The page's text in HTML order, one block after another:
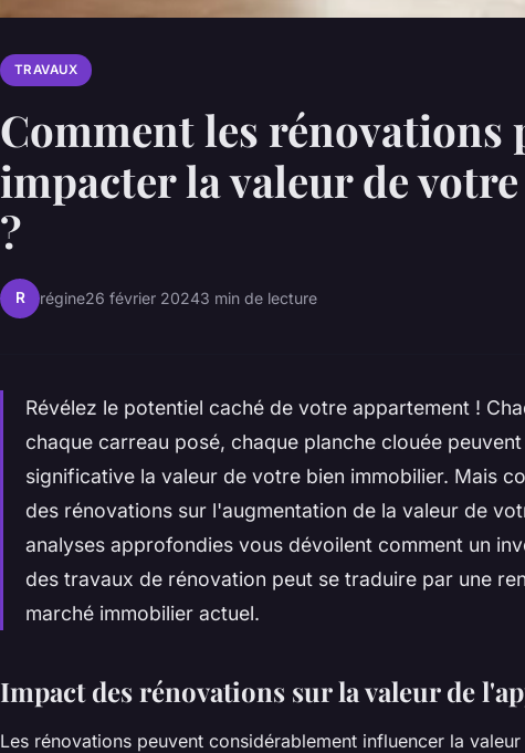
TRAVAUX
Comment les rénovations
impacter la valeur de
?
R régine26 février 20243 min de lecture
Révélez le potentiel caché de votre appartement !
chaque carreau posé, chaque planche clouée
significative la valeur de votre bien immobilier. Mais
des rénovations sur l'augmentation de la valeur de
analyses approfondies vous dévoilent comment un
des travaux de rénovation peut se traduire par une
marché immobilier actuel.
Impact des rénovations sur la valeur de
Les rénovations peuvent considérablement influencer la